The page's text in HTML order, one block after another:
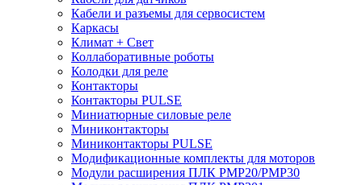
Кабели и разъемы для сервосистем
Каркасы
Климат + Свет
Коллаборативные роботы
Колодки для реле
Контакторы
Контакторы PULSE
Миниатюрные силовые реле
Миниконтакторы
Миниконтакторы PULSE
Модификационные комплекты для моторов
Модули расширения ПЛК PMP20/PMP30